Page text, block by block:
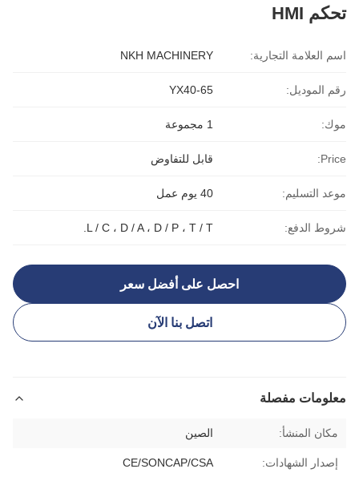
تحكم HMI
اسم العلامة التجارية: NKH MACHINERY
رقم الموديل: YX40-65
موك: 1 مجموعة
Price: قابل للتفاوض
موعد التسليم: 40 يوم عمل
شروط الدفع: L / C ، D / A ، D / P ، T / T.
احصل على أفضل سعر
اتصل بنا الآن
معلومات مفصلة
مكان المنشأ: الصين
إصدار الشهادات: CE/SONCAP/CSA